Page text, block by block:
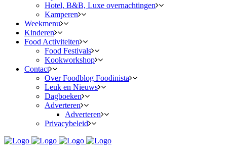
Hotel, B&B, Luxe overnachtingen
Kamperen
Weekmenu
Kinderen
Food Activiteiten
Food Festivals
Kookworkshop
Contact
Over Foodblog Foodinista
Leuk en Nieuws
Dagboeken
Adverteren
Adverteren
Privacybeleid